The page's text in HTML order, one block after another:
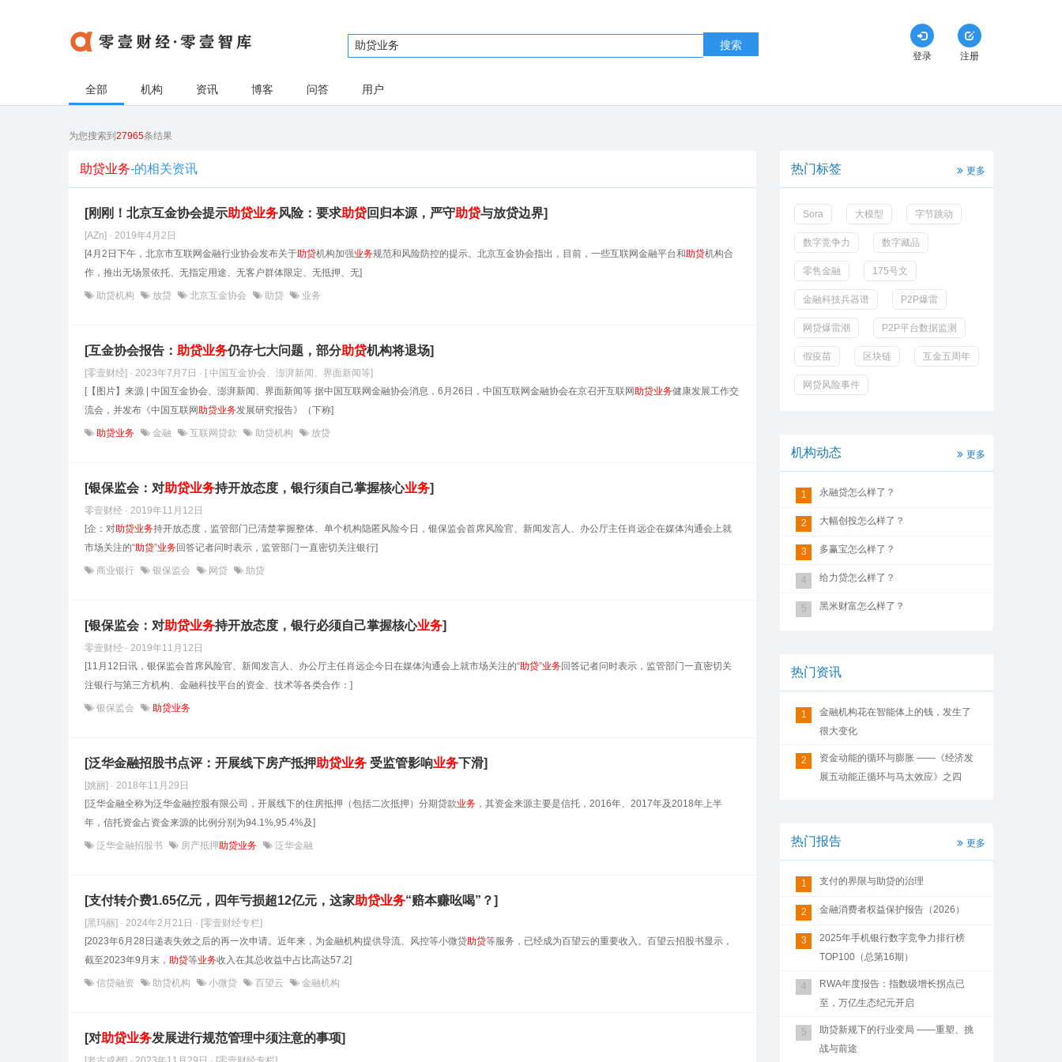
搜索
登录 注册
全部 机构 资讯 博客 问答 用户
为您搜索到 27965条结果
助贷业务-的相关资讯
[刚刚！北京互金协会提示助贷业务风险：要求助贷回归本源，严守助贷与放贷边界]
[AZn] · 2019年4月2日
[4月2日下午，北京市互联网金融行业协会发布关于助贷机构加强业务规范和风险防控的提示。北京互金协会指出，目前，一些互联网金融平台和助贷机构合
作，推出无场景依托、无指定用途、无客户群体限定、无抵押、无]
助贷机构 放贷 北京互金协会 助贷 业务
[​互金协会报告： 助贷业务仍存七大问题，部分助贷机构将退场]
[零壹财经] · 2023年7月7日 · [ 中国互金协会、澎湃新闻、界面新闻等]
[【图片】来源 | 中国互金协会、澎湃新闻、界面新闻等 据中国互联网金融协会消息，6月26日，中国互联网金融协会在京召开互联网助贷业务健康发展工作交
流会，并发布《中国互联网助贷业务发展研究报告》（下称]
助贷业务 金融 互联网贷款 助贷机构 放贷
[银保监会：对助贷业务持开放态度，银行须自己掌握核心业务]
零壹财经 · 2019年11月12日
[企：对助贷业务持开放态度，监管部门已清楚掌握整体、单个机构隐匿风险今日，银保监会首席风险官、新闻发言人、办公厅主任肖远企在媒体沟通会上就
市场关注的“助贷”业务回答记者问时表示，监管部门一直密切关注银行]
商业银行 银保监会 网贷 助贷
[银保监会：对助贷业务持开放态度，银行必须自己掌握核心业务]
零壹财经 · 2019年11月12日
[11月12日讯，银保监会首席风险官、新闻发言人、办公厅主任肖远企今日在媒体沟通会上就市场关注的“助贷”业务回答记者问时表示，监管部门一直密切关
注银行与第三方机构、金融科技平台的资金、技术等各类合作：]
银保监会 助贷业务
[泛华金融招股书点评：开展线下房产抵押助贷业务 受监管影响业务下滑]
[姚丽] · 2018年11月29日
[泛华金融全称为泛华金融控股有限公司，开展线下的住房抵押（包括二次抵押）分期贷款业务 ，其资金来源主要是信托，2016年、2017年及2018年上半
年，信托资金占资金来源的比例分别为94.1%,95.4%及]
泛华金融招股书 房产抵押助贷业务 泛华金融
[支付转介费1.65亿元，四年亏损超12亿元，这家助贷业务“赔本赚吆喝”？]
[黑玛丽] · 2024年2月21日 · [零壹财经专栏]
[2023年6月28日递表失效之后的再一次申请。近年来，为金融机构提供导流、风控等小微贷助贷等服务，已经成为百望云的重要收入。百望云招股书显示，
截至2023年9月末， 助贷等业务收入在其总收益中占比高达57.2]
信贷融资 助贷机构 小微贷 百望云 金融机构
[对助贷业务发展进行规范管理中须注意的事项]
热门标签 更多
Sora 大模型 字节跳动
数字竞争力 数字藏品
零售金融 175号文
金融科技兵器谱 P2P爆雷
网贷爆雷潮 P2P平台数据监测
假疫苗 区块链 互金五周年
网贷风险事件
机构动态 更多
1 永融贷怎么样了？
2 大幅创投怎么样了？
3 多赢宝怎么样了？
4 给力贷怎么样了？
5 黑米财富怎么样了？
热门资讯
1
金融机构花在智能体上的钱，发生了
很大变化
2
资金动能的循环与膨胀 ——《经济发
展五动能正循环与马太效应》之四
热门报告 更多
1 支付的界限与助贷的治理
2 金融消费者权益保护报告（2026）
3
2025年手机银行数字竞争力排行榜
TOP100（总第16期）
4
RWA年度报告：指数级增长拐点已
至，万亿生态纪元开启
5
助贷新规下的行业变局 ——重塑、挑
战与前途